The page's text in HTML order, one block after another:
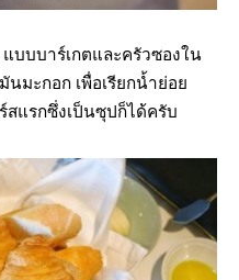
บาร์เกตและครัวซองใน
มะกอก เพื่อเรียกน้ำย่อย
สแรกซึ่งเป็นซุปก็ได้ครับ